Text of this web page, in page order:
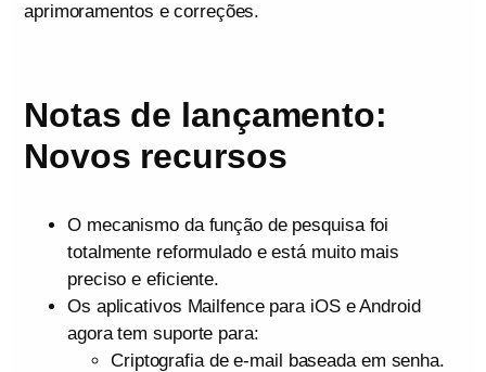
aprimoramentos e correções.
Notas de lançamento:
Novos recursos
O mecanismo da função de pesquisa foi
totalmente reformulado e está muito mais
preciso e eficiente.
Os aplicativos Mailfence para iOS e Android
agora tem suporte para:
Criptografia de e-mail baseada em senha.